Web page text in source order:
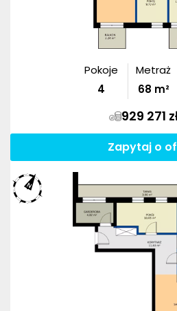
Pokoje
4
Metraż
68 m²
929 271
Zapytaj o